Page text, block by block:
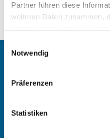
Partner führen diese
weiteren Daten zusammen,
Einwilligungsauswahl
Notwendig
Präferenzen
Statistiken